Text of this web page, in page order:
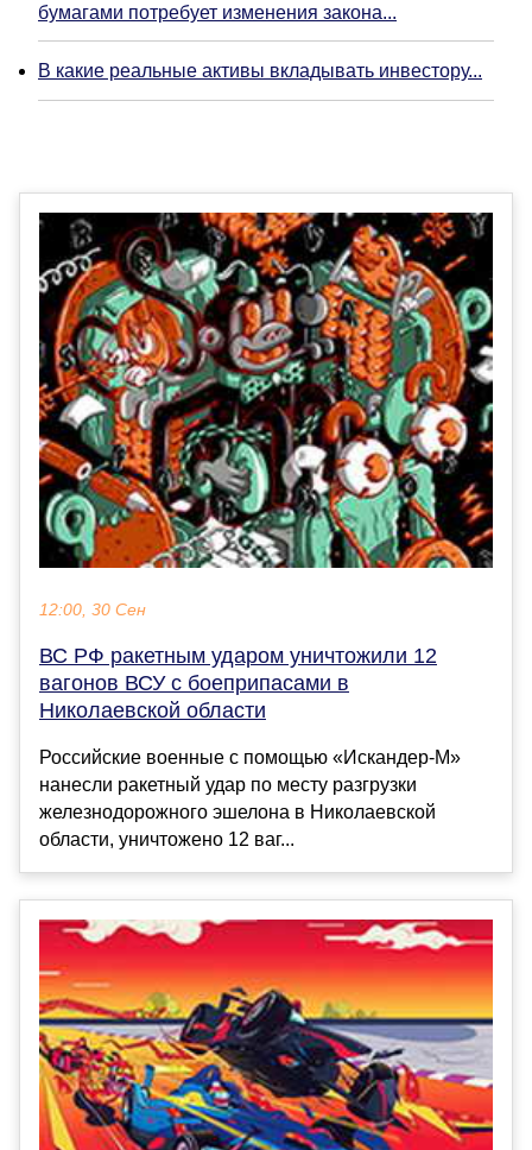
бумагами потребует изменения закона...
В какие реальные активы вкладывать инвестору...
12:00, 30 Сен
ВС РФ ракетным ударом уничтожили 12
вагонов ВСУ с боеприпасами в
Николаевской области
Российские военные с помощью «Искандер-М»
нанесли ракетный удар по месту разгрузки
железнодорожного эшелона в Николаевской
области, уничтожено 12 ваг...